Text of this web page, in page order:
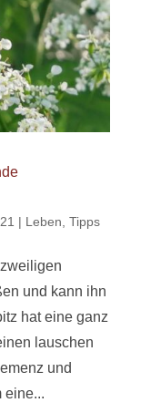
| Leben Tipps
und kann ihn
hat eine ganz
lauschen
und
eine...